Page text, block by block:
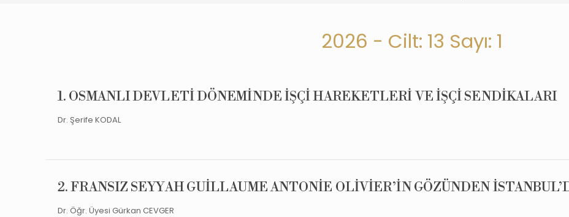
2026 - Cilt: 13 Sayı: 1
1. OSMANLI DEVLETİ DÖNEMİNDE İŞÇİ HAREKETLERİ VE İŞÇİ SENDİKALARI
Dr. Şerife KODAL
2. FRANSIZ SEYYAH GUİLLAUME ANTONİE OLİVİER’İN GÖZÜNDEN
Dr. Öğr. Üyesi Gürkan CEVGER